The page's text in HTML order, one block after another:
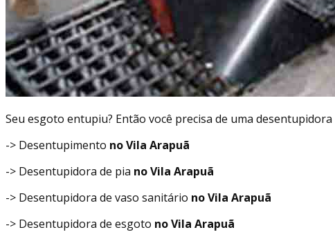
Seu esgoto entupiu? Então você precisa de uma desentupidora
-> Desentupimento no Vila Arapuã
-> Desentupidora de pia no Vila Arapuã
-> Desentupidora de vaso sanitário no Vila Arapuã
-> Desentupidora de esgoto no Vila Arapuã